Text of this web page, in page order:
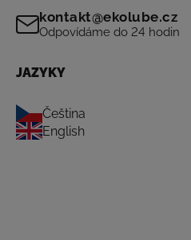
kontakt@ekolube.cz
Odpovídáme do 24 hodin
JAZYKY
Čeština
English